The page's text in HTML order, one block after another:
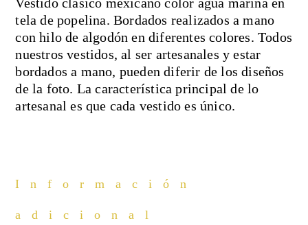
tela de popelina. Bordados realizados a mano
con hilo de algodón en diferentes colores. Todos
nuestros vestidos, al ser artesanales y estar
bordados a mano, pueden diferir de los diseños
de la foto. La característica principal de lo
artesanal es que cada vestido es único.
Información
adicional